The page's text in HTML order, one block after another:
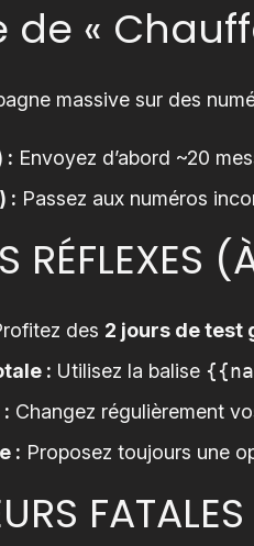
de «
massive sur des
: Envoyez d’abord ~20
: Passez aux numéros
RÉFLEXES
des 2 jours de test
: Utilisez la balise
Changez régulièrement
: Proposez toujours une